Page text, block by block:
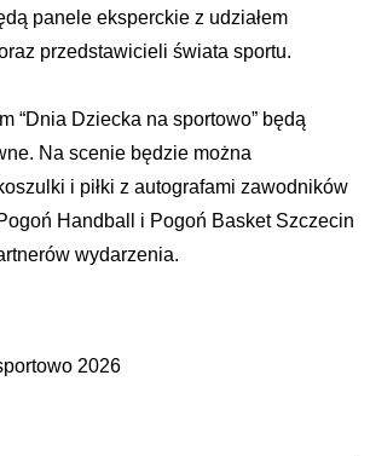
panele eksperckie z udziałem
przedstawicieli świata sportu.
“Dnia Dziecka na sportowo” będą
Na scenie będzie można
i piłki z autografami zawodników
Handball i Pogoń Basket Szczecin
wydarzenia.
2026